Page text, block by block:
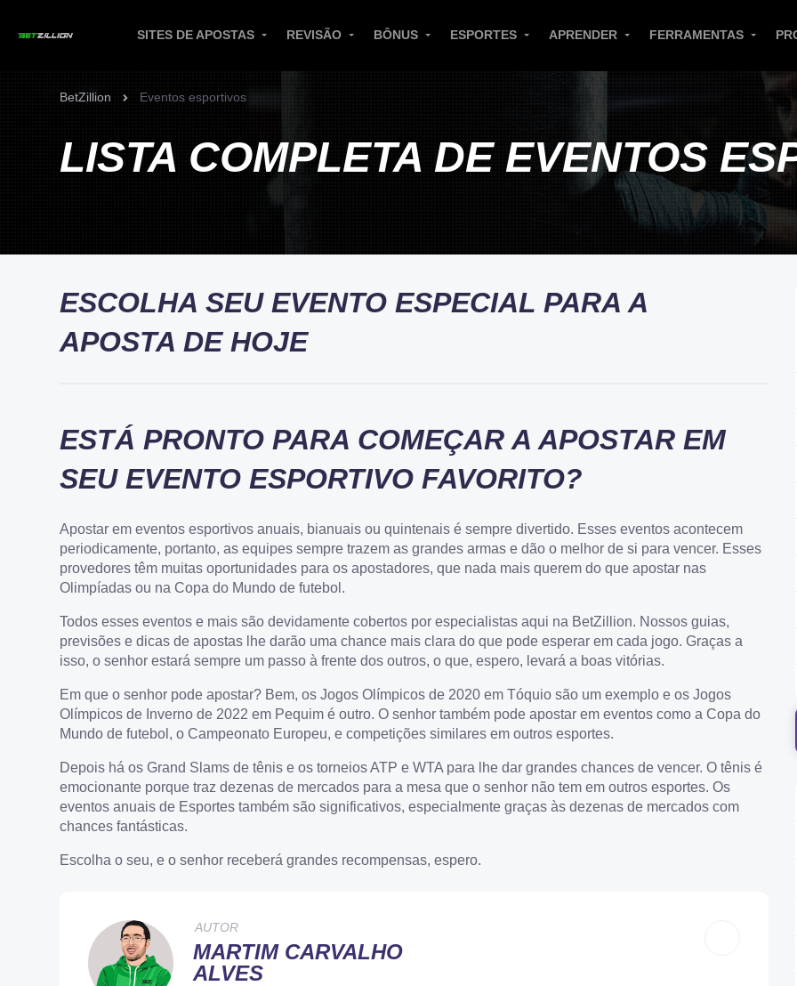
SITES DE APOSTAS REVISÃO BÔNUS ESPORTES APRENDER FERRAMENTAS
BetZillion Eventos esportivos
LISTA COMPLETA DE EVENTOS
ESCOLHA SEU EVENTO ESPECIAL PARA A
APOSTA DE HOJE
ESTÁ PRONTO PARA COMEÇAR A APOSTAR EM
SEU EVENTO ESPORTIVO FAVORITO?
Apostar em eventos esportivos anuais, bianuais ou quintenais é sempre divertido. Esses eventos acontecem
periodicamente, portanto, as equipes sempre trazem as grandes armas e dão o melhor de si para vencer. Esses
provedores têm muitas oportunidades para os apostadores, que nada mais querem do que apostar nas
Olimpíadas ou na Copa do Mundo de futebol.
Todos esses eventos e mais são devidamente cobertos por especialistas aqui na BetZillion. Nossos guias,
previsões e dicas de apostas lhe darão uma chance mais clara do que pode esperar em cada jogo. Graças a
isso, o senhor estará sempre um passo à frente dos outros, o que, espero, levará a boas vitórias.
Em que o senhor pode apostar? Bem, os Jogos Olímpicos de 2020 em Tóquio são um exemplo e os Jogos
Olímpicos de Inverno de 2022 em Pequim é outro. O senhor também pode apostar em eventos como a Copa do
Mundo de futebol, o Campeonato Europeu, e competições similares em outros esportes.
Depois há os Grand Slams de tênis e os torneios ATP e WTA para lhe dar grandes chances de vencer. O tênis é
emocionante porque traz dezenas de mercados para a mesa que o senhor não tem em outros esportes. Os
eventos anuais de Esportes também são significativos, especialmente graças às dezenas de mercados com
chances fantásticas.
Escolha o seu, e o senhor receberá grandes recompensas, espero.
AUTOR
MARTIM CARVALHO
ALVES